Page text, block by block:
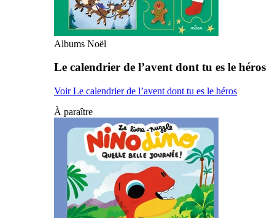
Albums Noël
Le calendrier de l’avent dont tu es le héros
Voir Le calendrier de l’avent dont tu es le héros
À paraître